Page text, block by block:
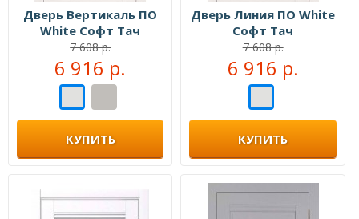
Дверь Вертикаль ПО
White Софт Тач
7 608 р.
6 916 р.
КУПИТЬ
Дверь Линия ПО White
Софт Тач
7 608 р.
6 916 р.
КУПИТЬ